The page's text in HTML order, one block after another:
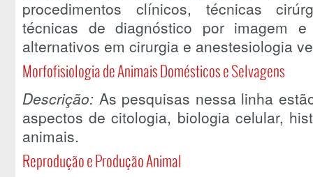
procedimentos clínicos, técnicas
técnicas de diagnóstico por imagem e
alternativos em cirurgia e anestesiologia
Morfofisiologia de Animais Domésticos e Selvagens
Descrição: As pesquisas nessa linha
aspectos de citologia, biologia celular,
animais.
Reprodução e Produção Animal